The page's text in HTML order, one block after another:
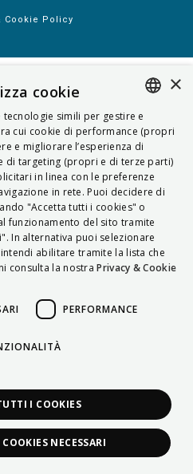
Cookie Policy
ITALIAN
ENGLISH
FRENCH
HUNGARIAN
DEUTSCH
POLSKI
PORTUGUÊS
×
cookie
simili per gestire e
cui cookie di performance (propri
e migliorare l’esperienza di
di targeting (propri e di terze parti)
in linea con le preferenze
in rete. Puoi decidere di
"Accetta tutti i cookies" o
funzionamento del sito tramite
In alternativa puoi selezionare
abilitare tramite la lista che
consulta la nostra Privacy & Cookie
PERFORMANCE
I COOKIES
NECESSARI